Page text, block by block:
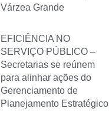
Várzea Grande
EFICIÊNCIA NO
SERVIÇO PÚBLICO –
Secretarias se reúnem
para alinhar ações do
Gerenciamento de
Planejamento Estratégico